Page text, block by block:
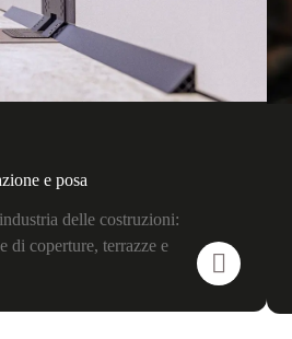
e posa
delle costruzioni:
di coperture, terrazze e